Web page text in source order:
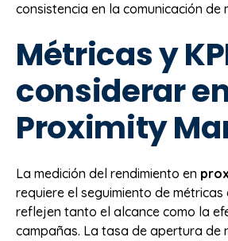
consistencia en la comunicación de
Métricas y
considerar
Proximity
La medición del rendimiento en
requiere el seguimiento de métricas
reflejen tanto el alcance como la
campañas. La tasa de apertura de